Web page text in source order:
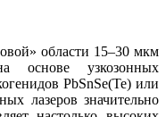
области 15–30 мкм
основе узкозонных
PbSnSe(Te) или
лазеров значительно